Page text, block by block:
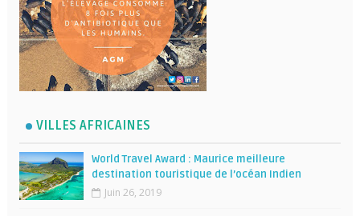
VILLES AFRICAINES
World Travel Award : Maurice meilleure
destination touristique de l’océan Indien
Juin 26, 2019